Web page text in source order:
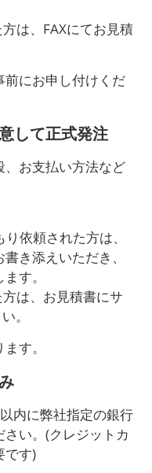
は、FAXにてお見積
にお申し付けくだ
して正式発注
、お支払い方法など
依頼された方は、
き添えいただき、
す。
は、お見積書にサ
。
す。
内に弊社指定の銀行
い。(クレジットカ
です)